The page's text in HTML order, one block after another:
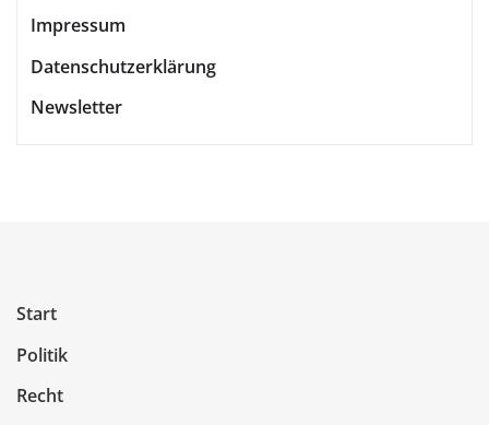
Impressum
Datenschutzerklärung
Newsletter
Start
Politik
Recht